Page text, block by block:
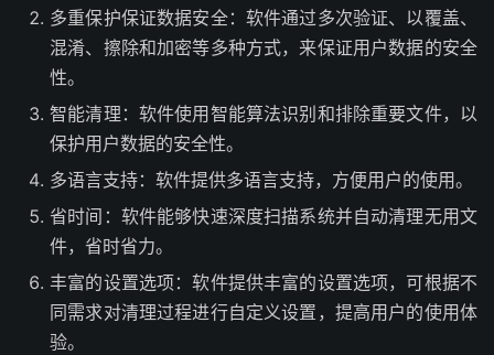
多重保护保证数据安全：软件通过多次验证、以覆盖、
混淆、擦除和加密等多种方式，来保证用户数据的安全
性。
智能清理：软件使用智能算法识别和排除重要文件，以
保护用户数据的安全性。
多语言支持：软件提供多语言支持，方便用户的使用。
省时间：软件能够快速深度扫描系统并自动清理无用文
件，省时省力。
丰富的设置选项：软件提供丰富的设置选项，可根据不
同需求对清理过程进行自定义设置，提高用户的使用体
验。